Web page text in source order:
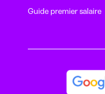
Guide premier salaire